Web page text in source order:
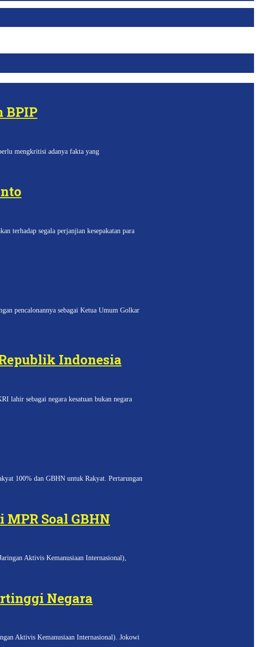
BPIP
mengkritisi adanya fakta yang
terhadap segala perjanjian kesepakatan para
pencalonannya sebagai Ketua Umum Golkar
Indonesia
lahir sebagai negara kesatuan bukan negara
100% dan GBHN untuk Rakyat. Pertarungan
Soal GBHN
Aktivis Kemanusiaan Internasional),
Negara
Aktivis Kemanusiaan Internasional). Jokowi